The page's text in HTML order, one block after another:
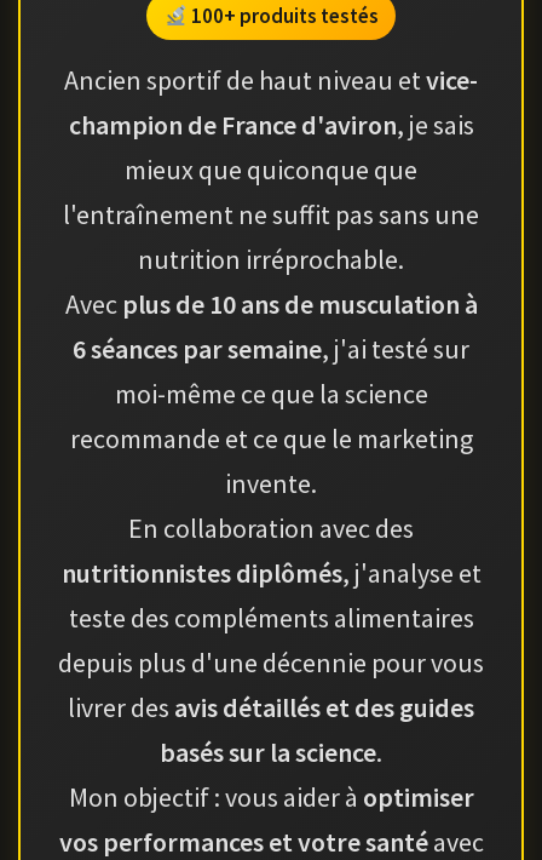
100+ produits testés
Ancien sportif de haut niveau etvice-
champion de France d'aviron, je sais
mieux que quiconque que
l'entraînement ne suffit pas sans une
nutrition irréprochable.
Avec plus de 10 ans de musculation à
6 séances par semaine, j'ai testé sur
moi-même ce que la science
recommande et ce que le marketing
invente.
En collaboration avec des
nutritionnistes diplômés, j'analyse et
teste des compléments alimentaires
depuis plus d'une décennie pour vous
livrer des avis détaillés et des guides
basés sur la science.
Mon objectif : vous aider à optimiser
vos performances et votre santéavec